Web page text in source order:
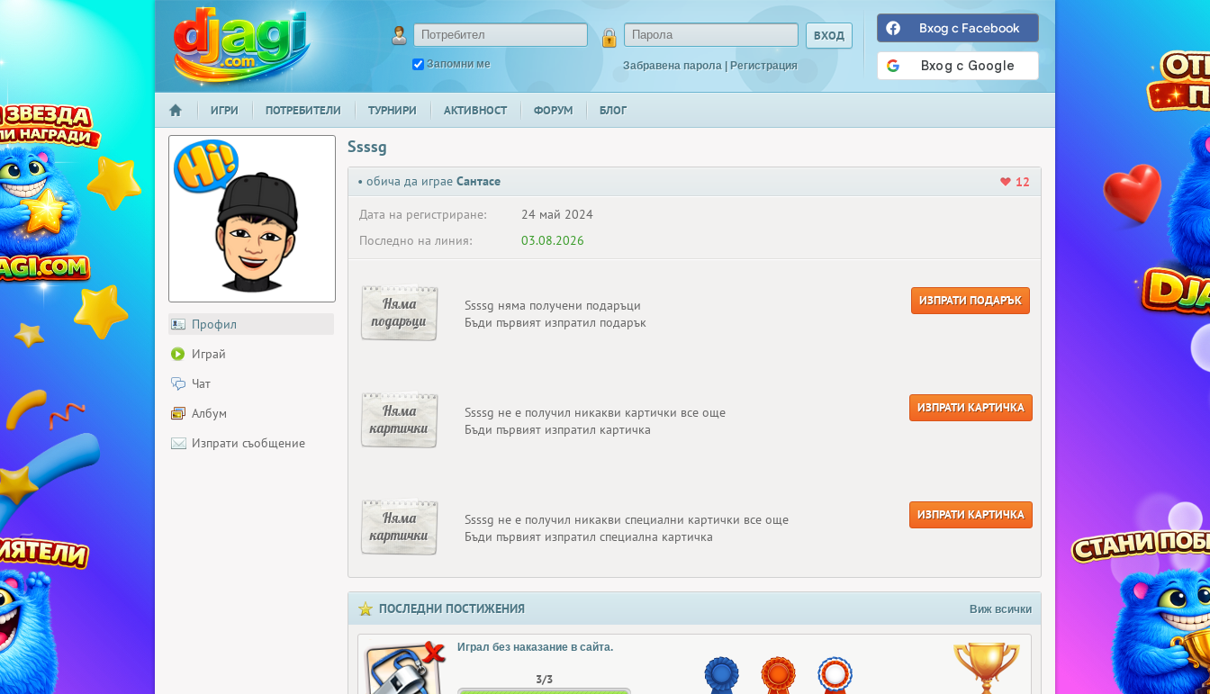
djagi.com
Запомни ме Забравена парола | Регистрация
Вход с Facebook
НАЧАЛО
ИГРИ ПОТРЕБИТЕЛИ ТУРНИРИ АКТИВНОСТ ФОРУМ БЛОГ
Профил
Играй
Чат
Албум
Изпрати съобщение
Ssssg
• обича да играе Сантасе
12
Дата на регистриране:
24 май 2024
Последно на линия:
03.08.2026
Няма
подаръци
Ssssg няма получени подаръци
Бъди първият изпратил подарък
ИЗПРАТИ ПОДАРЪК
Няма
картички
Ssssg не е получил никакви картички все още
Бъди първият изпратил картичка
ИЗПРАТИ КАРТИЧКА
Няма
картички
Ssssg не е получил никакви специални картички все още
Бъди първият изпратил специална картичка
ИЗПРАТИ КАРТИЧКА
ПОСЛЕДНИ ПОСТИЖЕНИЯ Виж всички
Играл без наказание в сайта.
3/3